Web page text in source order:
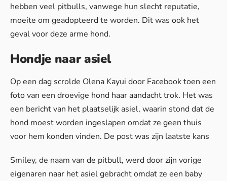
hebben veel pitbulls, vanwege hun slecht reputatie,
moeite om geadopteerd te worden. Dit was ook het
geval voor deze arme hond.
Hondje naar asiel
Op een dag scrolde Olena Kayui door Facebook toen een
foto van een droevige hond haar aandacht trok. Het was
een bericht van het plaatselijk asiel, waarin stond dat de
hond moest worden ingeslapen omdat ze geen thuis
voor hem konden vinden. De post was zijn laatste kans
Smiley, de naam van de pitbull, werd door zijn vorige
eigenaren naar het asiel gebracht omdat ze een baby